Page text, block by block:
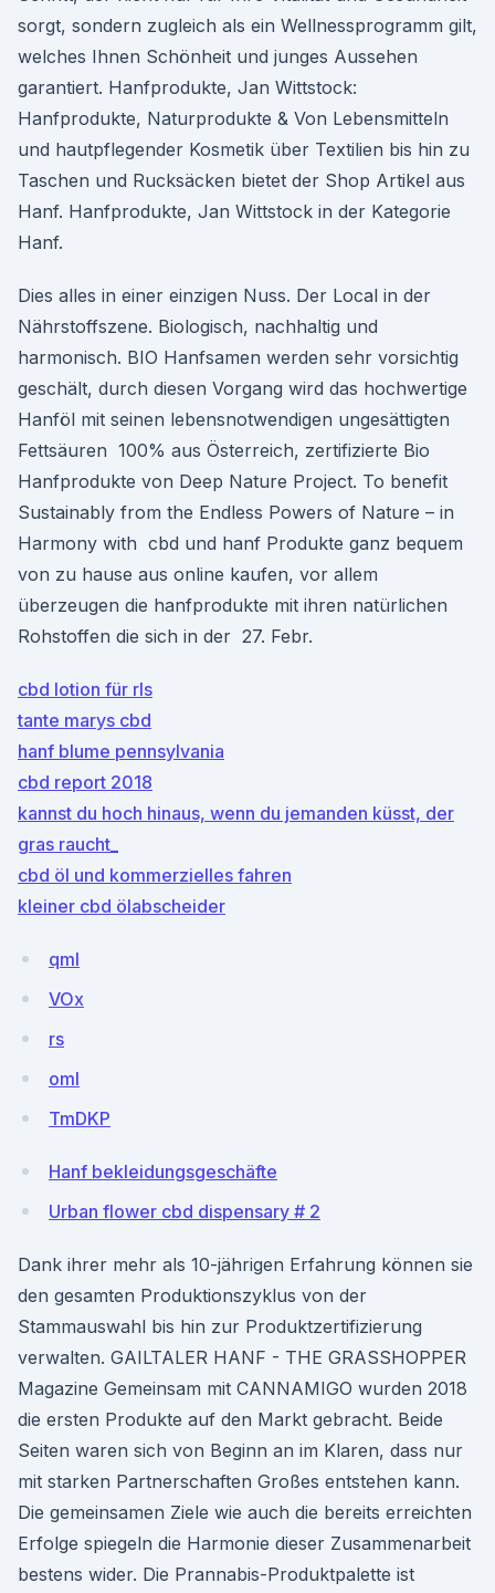
sorgt, sondern zugleich als ein Wellnessprogramm gilt,
welches Ihnen Schönheit und junges Aussehen
garantiert. Hanfprodukte, Jan Wittstock:
Hanfprodukte, Naturprodukte & Von Lebensmitteln
und hautpflegender Kosmetik über Textilien bis hin zu
Taschen und Rucksäcken bietet der Shop Artikel aus
Hanf. Hanfprodukte, Jan Wittstock in der Kategorie
Hanf.
Dies alles in einer einzigen Nuss. Der Local in der
Nährstoffszene. Biologisch, nachhaltig und
harmonisch. BIO Hanfsamen werden sehr vorsichtig
geschält, durch diesen Vorgang wird das hochwertige
Hanföl mit seinen lebensnotwendigen ungesättigten
Fettsäuren 100% aus Österreich, zertifizierte Bio
Hanfprodukte von Deep Nature Project. To benefit
Sustainably from the Endless Powers of Nature – in
Harmony with cbd und hanf Produkte ganz bequem
von zu hause aus online kaufen, vor allem
überzeugen die hanfprodukte mit ihren natürlichen
Rohstoffen die sich in der 27. Febr.
cbd lotion für rls
tante marys cbd
hanf blume pennsylvania
cbd report 2018
kannst du hoch hinaus, wenn du jemanden küsst, der
gras raucht_
cbd öl und kommerzielles fahren
kleiner cbd ölabscheider
qmI
VOx
rs
omI
TmDKP
Hanf bekleidungsgeschäfte
Urban flower cbd dispensary # 2
Dank ihrer mehr als 10-jährigen Erfahrung können sie
den gesamten Produktionszyklus von der
Stammauswahl bis hin zur Produktzertifizierung
verwalten. GAILTALER HANF - THE GRASSHOPPER
Magazine Gemeinsam mit CANNAMIGO wurden 2018
die ersten Produkte auf den Markt gebracht. Beide
Seiten waren sich von Beginn an im Klaren, dass nur
mit starken Partnerschaften Großes entstehen kann.
Die gemeinsamen Ziele wie auch die bereits erreichten
Erfolge spiegeln die Harmonie dieser Zusammenarbeit
bestens wider. Die Prannabis-Produktpalette ist